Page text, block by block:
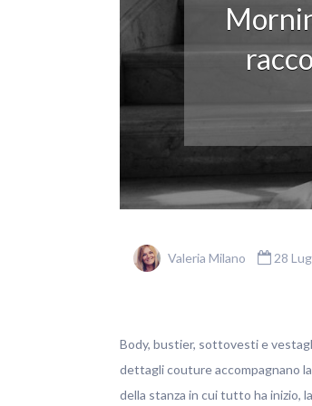
Valeria Milano 28
Body, bustier, sottovesti e
dettagli couture accompagnano
della stanza in cui tutto ha inizio,